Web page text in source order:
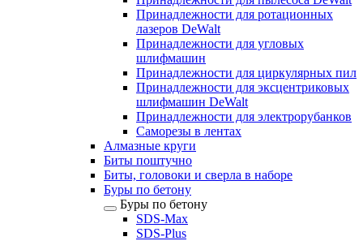
Принадлежности для ротационных
лазеров DeWalt
Принадлежности для угловых
шлифмашин
Принадлежности для циркулярных пил
Принадлежности для эксцентриковых
шлифмашин DeWalt
Принадлежности для электрорубанков
Саморезы в лентах
Алмазные круги
Биты поштучно
Биты, головоки и сверла в наборе
Буры по бетону
Буры по бетону
SDS-Max
SDS-Plus